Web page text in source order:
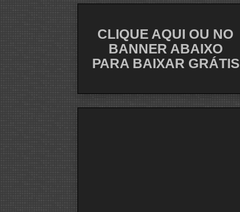
CLIQUE AQUI OU NO
BANNER ABAIXO
PARA BAIXAR GRÁTIS